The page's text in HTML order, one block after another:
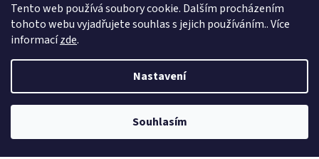
Tento web používá soubory cookie. Dalším procházením
tohoto webu vyjadřujete souhlas s jejich používáním.. Více
informacízde.
Nastavení
Souhlasím